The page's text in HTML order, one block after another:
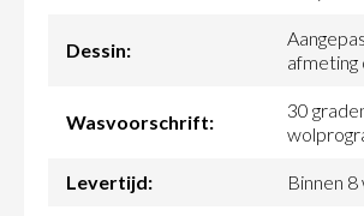
Dessin:
afmeting
Wasvoorschrift:
30
Levertijd: Binnen